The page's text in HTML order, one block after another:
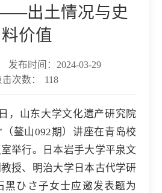
出土情况与史
料价值
发布时间：2024-03-29
击次数：
118
，山东大学文化遗产研究院
鳌山092期）讲座在青岛校
举行。日本岩手大学平泉文
授、明治大学日本古代学研
黑ひさ子女士应邀发表题为